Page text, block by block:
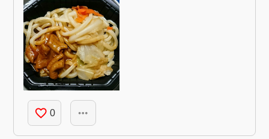
favorite_border 0 more_horiz